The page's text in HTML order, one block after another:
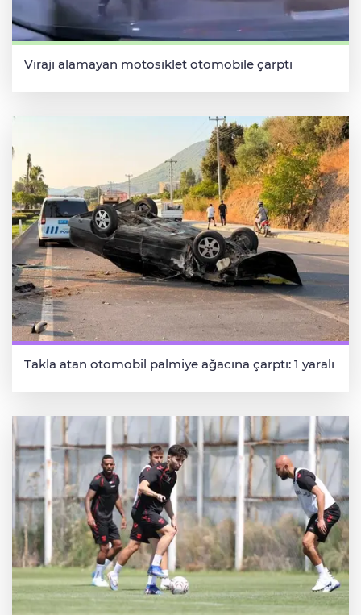
Virajı alamayan motosiklet otomobile çarptı
Takla atan otomobil palmiye ağacına çarptı: 1 yaralı